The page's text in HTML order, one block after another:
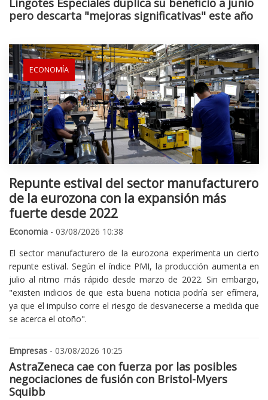
Lingotes Especiales duplica su beneficio a junio
pero descarta "mejoras significativas" este año
ECONOMÍA
Repunte estival del sector manufacturero
de la eurozona con la expansión más
fuerte desde 2022
Economia - 03/08/2026 10:38
El sector manufacturero de la eurozona experimenta un cierto
repunte estival. Según el índice PMI, la producción aumenta en
julio al ritmo más rápido desde marzo de 2022. Sin embargo,
"existen indicios de que esta buena noticia podría ser efímera,
ya que el impulso corre el riesgo de desvanecerse a medida que
se acerca el otoño".
Empresas - 03/08/2026 10:25
AstraZeneca cae con fuerza por las posibles
negociaciones de fusión con Bristol-Myers
Squibb